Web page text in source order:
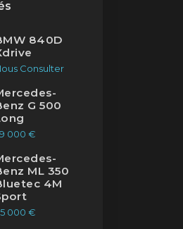
840D
Consulter
G 500
000 €
ML 350
4M
000 €